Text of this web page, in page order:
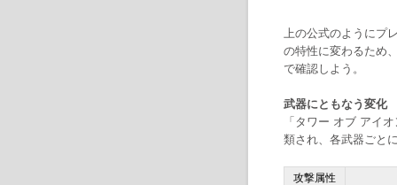
上の公式のようにプ
の特性に変わるため
で確認しよう。
武器にともなう変化
「タワー オブ アイ
類され、各武器ごと
攻撃属性